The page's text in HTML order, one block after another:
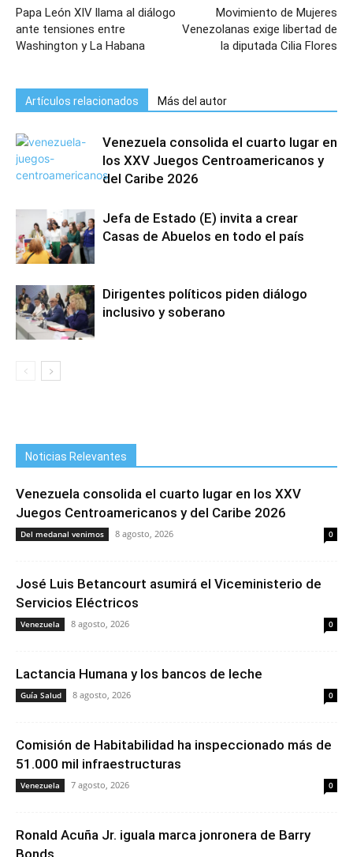
Papa León XIV llama al diálogo
ante tensiones entre
Washington y La Habana
Movimiento de Mujeres
Venezolanas exige libertad de
la diputada Cilia Flores
Artículos relacionados Más del autor
Venezuela consolida el cuarto lugar en
los XXV Juegos Centroamericanos y
del Caribe 2026
Jefa de Estado (E) invita a crear
Casas de Abuelos en todo el país
Dirigentes políticos piden diálogo
inclusivo y soberano
Noticias Relevantes
Venezuela consolida el cuarto lugar en los XXV
Juegos Centroamericanos y del Caribe 2026
Del medanal venimos 8 agosto, 2026 0
José Luis Betancourt asumirá el Viceministerio de
Servicios Eléctricos
Venezuela 8 agosto, 2026 0
Lactancia Humana y los bancos de leche
Guía Salud 8 agosto, 2026 0
Comisión de Habitabilidad ha inspeccionado más de
51.000 mil infraestructuras
Venezuela 7 agosto, 2026 0
Ronald Acuña Jr. iguala marca jonronera de Barry
Bonds